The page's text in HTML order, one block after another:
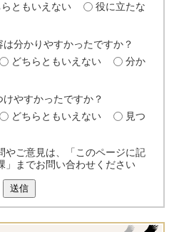
らともいえない
役に立たな
分かりやすかったですか？
どちらともいえない
分か
やすかったですか？
どちらともいえない
見つ
やご意見は、「このページに記
」までお問い合わせください
送信